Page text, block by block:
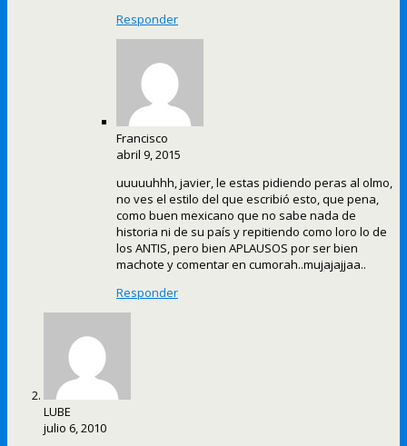
Responder
Francisco
abril 9, 2015
uuuuuhhh, javier, le estas pidiendo peras al olmo,
no ves el estilo del que escribió esto, que pena,
como buen mexicano que no sabe nada de
historia ni de su país y repitiendo como loro lo de
los ANTIS, pero bien APLAUSOS por ser bien
machote y comentar en cumorah..mujajajjaa..
Responder
LUBE
julio 6, 2010